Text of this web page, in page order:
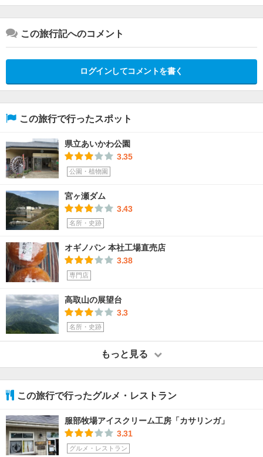
この旅行記へのコメント
ログインしてコメントを書く
この旅行で行ったスポット
県立あいかわ公園
3.35
公園・植物園
宮ヶ瀬ダム
3.43
名所・史跡
オギノパン 本社工場直売店
3.38
専門店
高取山の展望台
3.3
名所・史跡
もっと見る
この旅行で行ったグルメ・レストラン
服部牧場アイスクリーム工房「カサリンガ」
3.31
グルメ・レストラン